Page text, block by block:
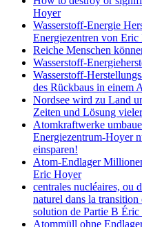
Hoyer
Wasserstoff-Energie
Energiezentren von Eric
Reiche Menschen
Wasserstoff-
Wasserstoff-
des Rückbaus in einem
Nordsee wird zu Land
Zeiten und Lösung
Atomkraftwerke
Energiezentrum-Hoyer
einsparen!
Atom-Endlager
Eric Hoyer
centrales nucléaires, ou
naturel dans la
solution de Partie B
Atommüll ohne